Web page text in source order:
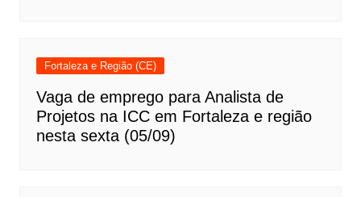
Fortaleza e Região (CE)
Vaga de emprego para Analista de
Projetos na ICC em Fortaleza e região
nesta sexta (05/09)